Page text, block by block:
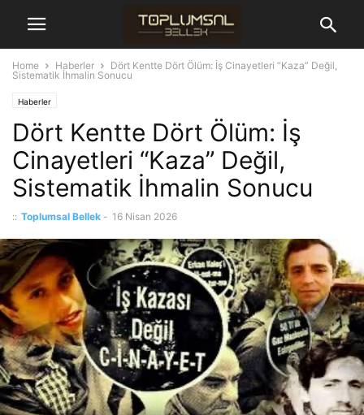
Home Haberler
Dört Kentte Dört Ölüm: İş Cinayetleri “Kaza” Değil,
Sistematik İhmalin Sonucu
Haberler
Dört Kentte Dört Ölüm: İş
Cinayetleri “Kaza” Değil,
Sistematik İhmalin Sonucu
:: Toplumsal Bellek - 16 Nisan 2026